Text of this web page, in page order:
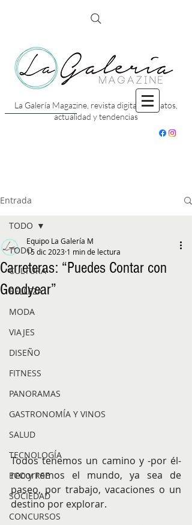
La Galería Magazine, revista digital con datos,
actualidad y tendencias
Entrada
TODO
CULTURA
BELLEZA
MODA
VIAJES
DISEÑO
FITNESS
PANORAMAS
GASTRONOMÍA Y VINOS
SALUD
TECNOLOGÍA
ECO y RSE
SOCIEDAD
CONCURSOS
TODO
Carreteras: “Puedes Contar con
Goodyear”
Equipo La Galería M
15 dic 2023 1 min de lectura
Todos tenemos un camino y -por él-
recorremos el mundo, ya sea de
paseo, por trabajo, vacaciones o un
destino por explorar.